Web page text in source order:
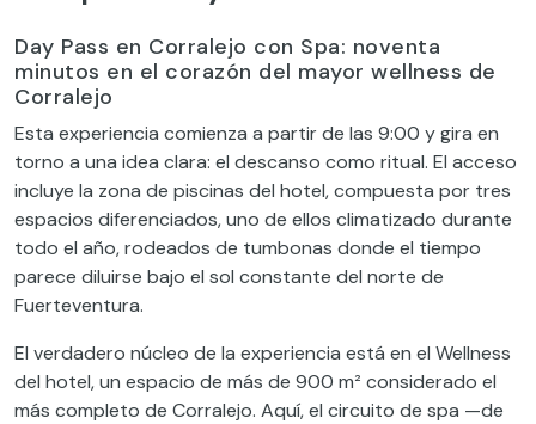
Day Pass en Corralejo con Spa: noventa
minutos en el corazón del mayor wellness de
Corralejo
Esta experiencia comienza a partir de las 9:00 y gira en
torno a una idea clara: el descanso como ritual. El acceso
incluye la zona de piscinas del hotel, compuesta por tres
espacios diferenciados, uno de ellos climatizado durante
todo el año, rodeados de tumbonas donde el tiempo
parece diluirse bajo el sol constante del norte de
Fuerteventura.
El verdadero núcleo de la experiencia está en el Wellness
del hotel, un espacio de más de 900 m² considerado el
más completo de Corralejo. Aquí, el circuito de spa —de